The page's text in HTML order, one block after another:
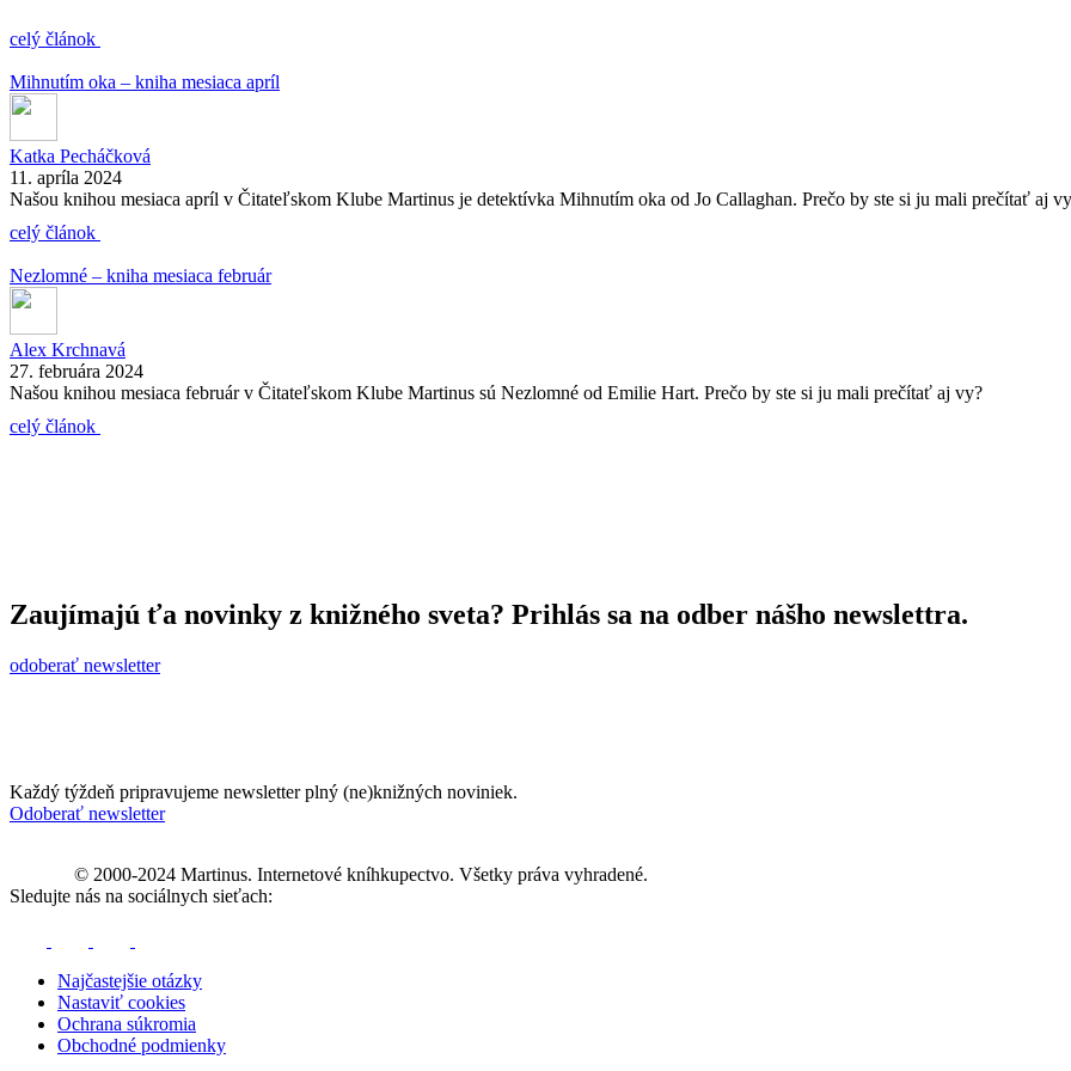
celý článok
Mihnutím oka – kniha mesiaca apríl
Katka Pecháčková
11. apríla 2024
Našou knihou mesiaca apríl v Čitateľskom Klube Martinus je detektívka Mihnutím oka od Jo Callaghan. Prečo by ste si ju mali prečítať aj
celý článok
Nezlomné – kniha mesiaca február
Alex Krchnavá
27. februára 2024
Našou knihou mesiaca február v Čitateľskom Klube Martinus sú Nezlomné od Emilie Hart. Prečo by ste si ju mali prečítať aj vy?
celý článok
Zaujímajú ťa novinky z knižného sveta? Prihlás sa na odber nášho newslettra.
odoberať newsletter
Každý týždeň pripravujeme newsletter plný (ne)knižných noviniek.
Odoberať newsletter
© 2000-2024 Martinus. Internetové kníhkupectvo. Všetky práva vyhradené.
Sledujte nás na sociálnych sieťach:
Najčastejšie otázky
Nastaviť cookies
Ochrana súkromia
Obchodné podmienky